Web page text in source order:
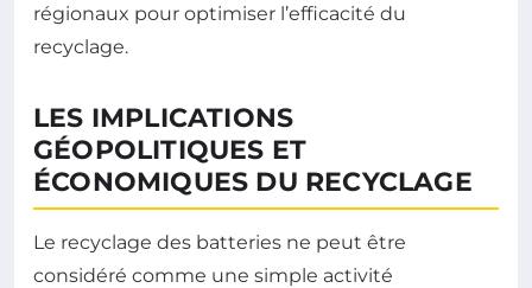
régionaux pour optimiser l’efficacité du
recyclage.
LES IMPLICATIONS
GÉOPOLITIQUES ET
ÉCONOMIQUES DU RECYCLAGE
Le recyclage des batteries ne peut être
considéré comme une simple activité